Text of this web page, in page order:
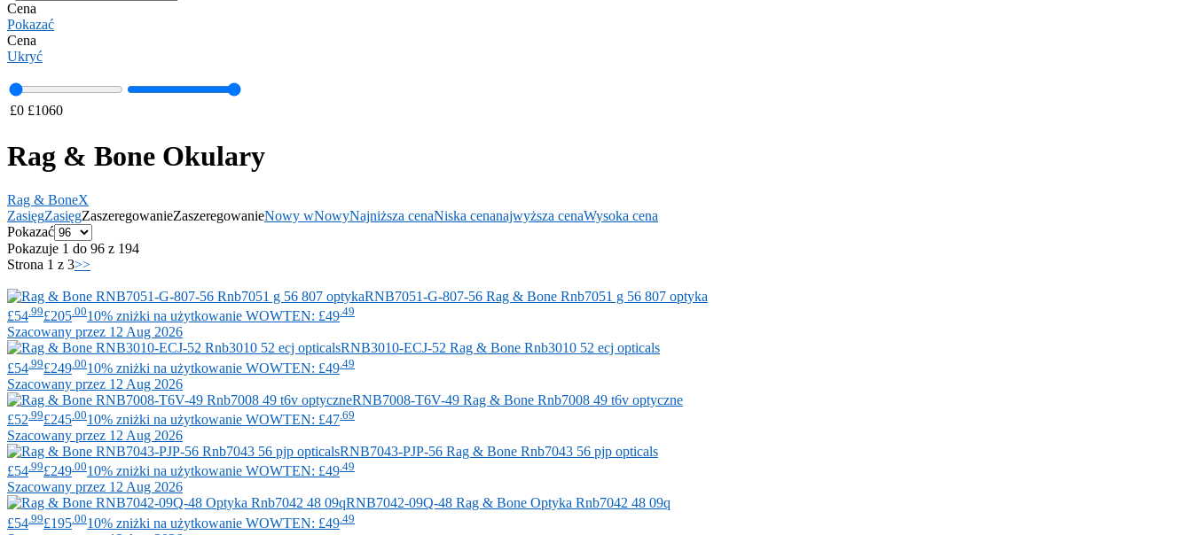
Cena
Pokazać
Cena
Ukryć
£0 £1060
Rag & Bone Okulary
Rag & BoneX
ZasięgZasięgZaszeregowanieZaszeregowanieNowy wNowyNajniższa cenaNiska cenanajwyższa cenaWysoka cena
Pokazać
Pokazuje 1 do 96 z 194
Strona 1 z 3>>
RNB7051-G-807-56 Rag & Bone Rnb7051 g 56 807 optyka
£54 .99£205 .0010% zniżki na użytkowanie WOWTEN: £49 .49
Szacowany przez 12 Aug 2026
RNB3010-ECJ-52 Rag & Bone Rnb3010 52 ecj opticals
£54 .99£249 .0010% zniżki na użytkowanie WOWTEN: £49 .49
Szacowany przez 12 Aug 2026
RNB7008-T6V-49 Rag & Bone Rnb7008 49 t6v optyczne
£52 .99£245 .0010% zniżki na użytkowanie WOWTEN: £47 .69
Szacowany przez 12 Aug 2026
RNB7043-PJP-56 Rag & Bone Rnb7043 56 pjp opticals
£54 .99£249 .0010% zniżki na użytkowanie WOWTEN: £49 .49
Szacowany przez 12 Aug 2026
RNB7042-09Q-48 Rag & Bone Optyka Rnb7042 48 09q
£54 .99£195 .0010% zniżki na użytkowanie WOWTEN: £49 .49